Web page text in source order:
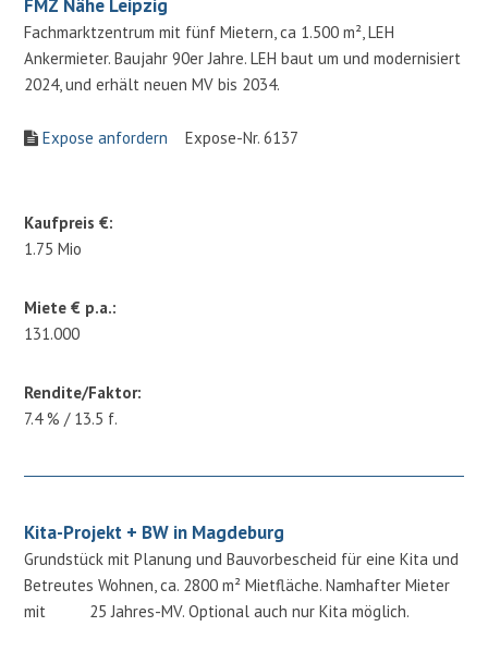
FMZ Nähe Leipzig
Fachmarktzentrum mit fünf Mietern, ca 1.500 m², LEH
Ankermieter. Baujahr 90er Jahre. LEH baut um und modernisiert
2024, und erhält neuen MV bis 2034.
Expose anfordern Expose-Nr. 6137
Kaufpreis €:
1.75 Mio
Miete € p.a.:
131.000
Rendite/Faktor:
7.4 % / 13.5 f.
Kita-Projekt + BW in Magdeburg
Grundstück mit Planung und Bauvorbescheid für eine Kita und
Betreutes Wohnen, ca. 2800 m² Mietfläche. Namhafter Mieter
mit 25 Jahres-MV. Optional auch nur Kita möglich.